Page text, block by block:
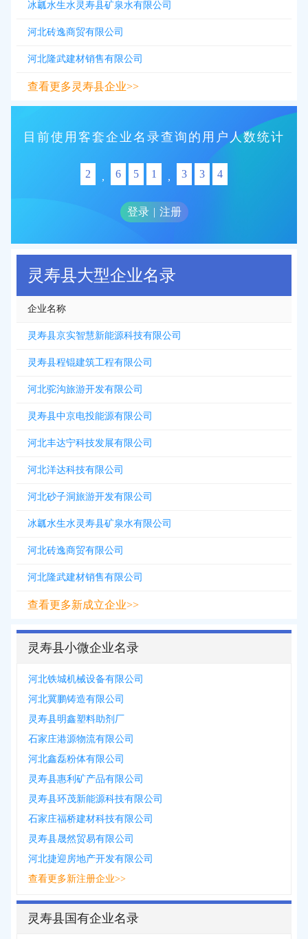
冰瓤水生水灵寿县矿泉水有限公司
河北砖逸商贸有限公司
河北隆武建材销售有限公司
查看更多灵寿县企业>>
目前使用客套企业名录查询的用户人数统计
2 , 6 5 1 , 3 3 4
登录 | 注册
灵寿县大型企业名录
企业名称
灵寿县京实智慧新能源科技有限公司
灵寿县程锟建筑工程有限公司
河北驼沟旅游开发有限公司
灵寿县中京电投能源有限公司
河北丰达宁科技发展有限公司
河北洋达科技有限公司
河北砂子洞旅游开发有限公司
冰瓤水生水灵寿县矿泉水有限公司
河北砖逸商贸有限公司
河北隆武建材销售有限公司
查看更多新成立企业>>
灵寿县小微企业名录
河北铁城机械设备有限公司
河北冀鹏铸造有限公司
灵寿县明鑫塑料助剂厂
石家庄港源物流有限公司
河北鑫磊粉体有限公司
灵寿县惠利矿产品有限公司
灵寿县环茂新能源科技有限公司
石家庄福桥建材科技有限公司
灵寿县晟然贸易有限公司
河北捷迎房地产开发有限公司
查看更多新注册企业>>
灵寿县国有企业名录